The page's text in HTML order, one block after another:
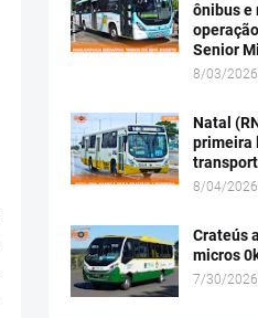
ônibus e
Senior
8/03/2026
Natal
primeira
8/04/2026
Crateús
micros
7/30/2026